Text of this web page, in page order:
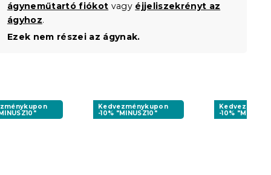
ágyneműtartó fiókot vagy éjjeliszekrényt az
ágyhoz.
Ezek nem részei az ágynak.
Kedvezménykupon
-10% "MINUSZ10"
-10%